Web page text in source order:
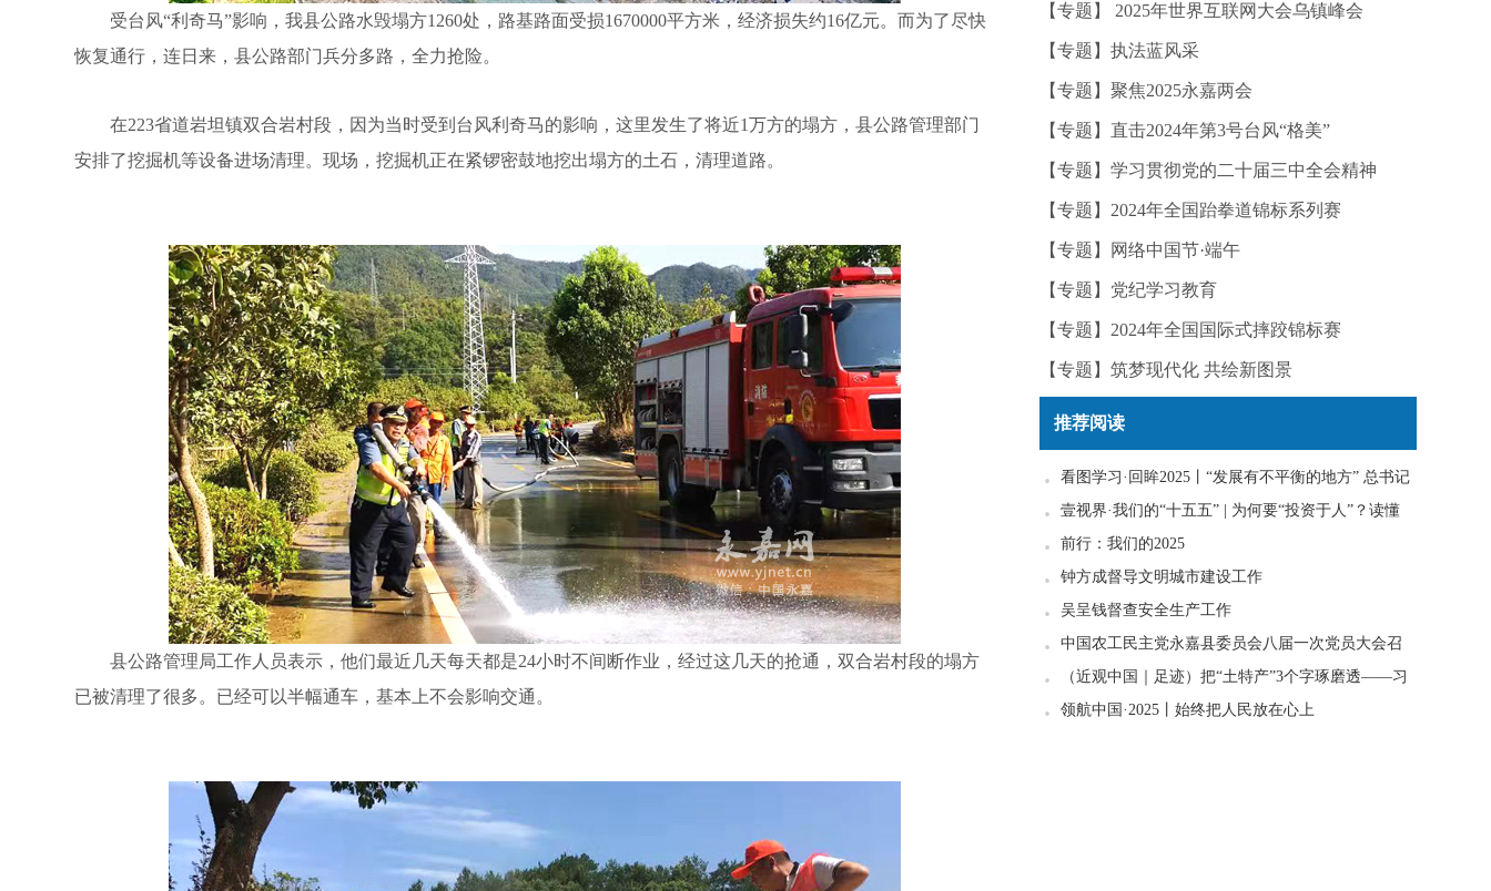
受台风“利奇马”影响，我县公路水毁塌方1260处，路基路面受损1670000平方米，经济损失约16亿元。而为了尽快
恢复通行，连日来，县公路部门兵分多路，全力抢险。
在223省道岩坦镇双合岩村段，因为当时受到台风利奇马的影响，这里发生了将近1万方的塌方，县公路管理部门
安排了挖掘机等设备进场清理。现场，挖掘机正在紧锣密鼓地挖出塌方的土石，清理道路。
县公路管理局工作人员表示，他们最近几天每天都是24小时不间断作业，经过这几天的抢通，双合岩村段的塌方
已被清理了很多。已经可以半幅通车，基本上不会影响交通。
【专题】 2025年世界互联网大会乌镇峰会
【专题】执法蓝风采
【专题】聚焦2025永嘉两会
【专题】直击2024年第3号台风“格美”
【专题】学习贯彻党的二十届三中全会精神
【专题】2024年全国跆拳道锦标系列赛
【专题】网络中国节·端午
【专题】党纪学习教育
【专题】2024年全国国际式摔跤锦标赛
【专题】筑梦现代化 共绘新图景
推荐阅读
看图学习·回眸2025丨“发展有不平衡的地方” 总书记
一直惦念在心
壹视界·我们的“十五五” | 为何要“投资于人”？读懂
政策里的发展密码
前行：我们的2025
钟方成督导文明城市建设工作
吴呈钱督查安全生产工作
中国农工民主党永嘉县委员会八届一次党员大会召
开
（近观中国｜足迹）把“土特产”3个字琢磨透——习
近平走进柚子园
领航中国·2025丨始终把人民放在心上